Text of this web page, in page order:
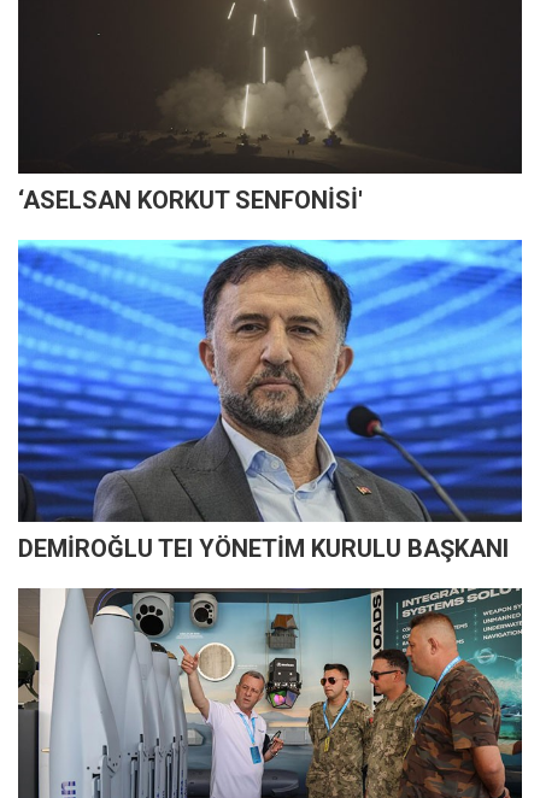
‘ASELSAN KORKUT SENFONİSİ'
DEMİROĞLU TEI YÖNETİM KURULU BAŞKANI